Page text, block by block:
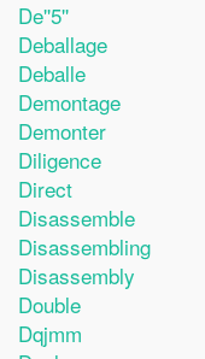
De''5''
Deballage
Deballe
Demontage
Demonter
Diligence
Direct
Disassemble
Disassembling
Disassembly
Double
Dqjmm